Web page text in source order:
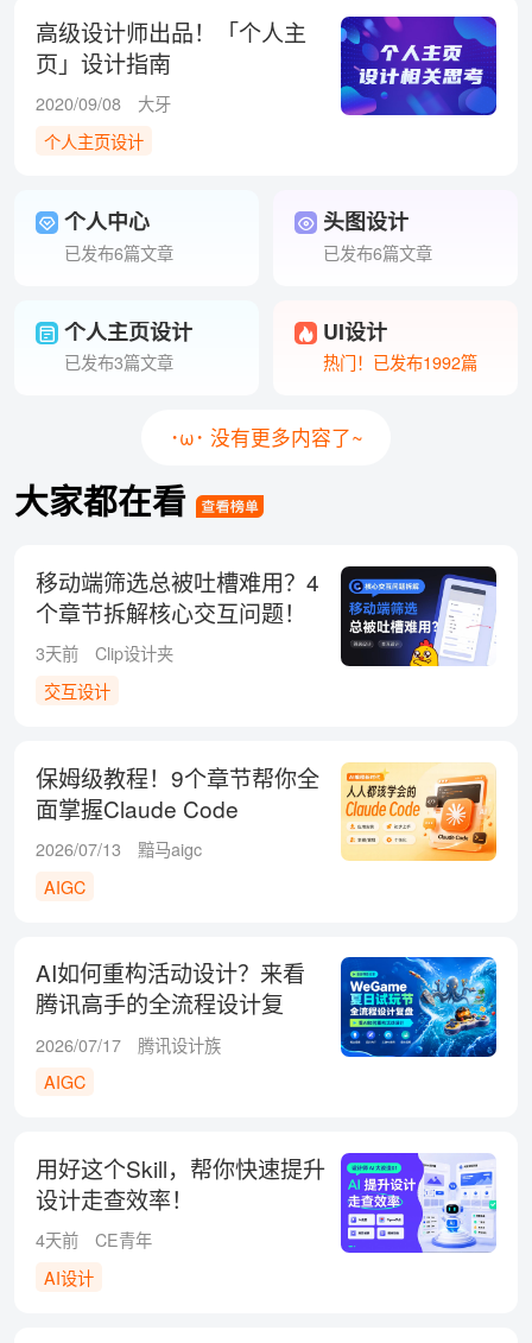
高级设计师出品！「个人主
页」设计指南
2020/09/08
大牙
个人主页设计
个人中心
已发布6篇文章
头图设计
已发布6篇文章
个人主页设计
已发布3篇文章
UI设计
热门！已发布1992篇
･ω･ 没有更多内容了~
大家都在看
移动端筛选总被吐槽难用？4
个章节拆解核心交互问题！
3天前
Clip设计夹
交互设计
保姆级教程！9个章节帮你全
面掌握Claude Code
2026/07/13
黯马aigc
AIGC
AI如何重构活动设计？来看
腾讯高手的全流程设计复
盘！
2026/07/17
腾讯设计族
AIGC
用好这个Skill，帮你快速提升
设计走查效率！
4天前
CE青年
AI设计